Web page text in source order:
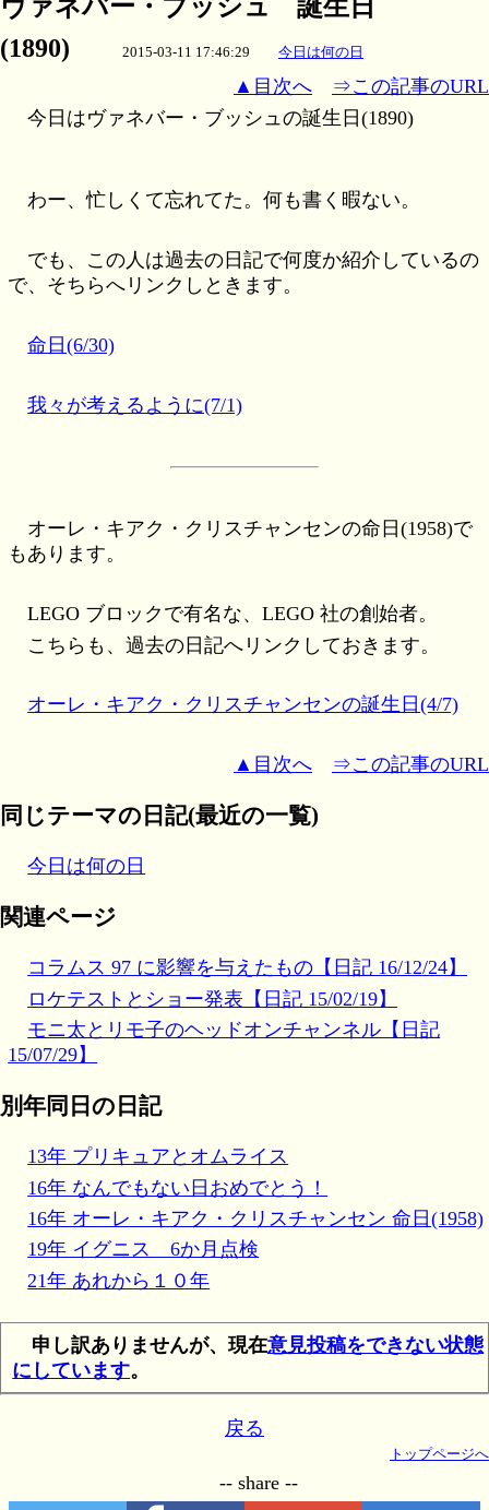
ヴァネバー・ブッシュ 誕生日
(1890)
2015-03-11 17:46:29 今日は何の日
▲目次へ
⇒この記事のURL
今日はヴァネバー・ブッシュの誕生日(1890)
わー、忙しくて忘れてた。何も書く暇ない。
でも、この人は過去の日記で何度か紹介しているの
で、そちらへリンクしときます。
命日(6/30)
我々が考えるように(7/1)
オーレ・キアク・クリスチャンセンの命日(1958)で
もあります。
LEGO ブロックで有名な、LEGO 社の創始者。
こちらも、過去の日記へリンクしておきます。
オーレ・キアク・クリスチャンセンの誕生日(4/7)
▲目次へ ⇒この記事のURL
同じテーマの日記(最近の一覧)
今日は何の日
関連ページ
コラムス 97 に影響を与えたもの【日記 16/12/24】
ロケテストとショー発表【日記 15/02/19】
モニ太とリモ子のヘッドオンチャンネル【日記
15/07/29】
別年同日の日記
13年 プリキュアとオムライス
16年 なんでもない日おめでとう！
16年 オーレ・キアク・クリスチャンセン 命日(1958)
19年 イグニス 6か月点検
21年 あれから１０年
申し訳ありませんが、現在意見投稿をできない状態
にしています。
戻る
トップページへ
-- share --